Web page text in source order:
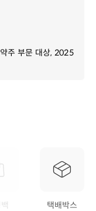
주 부문 대상, 2025
택배박스